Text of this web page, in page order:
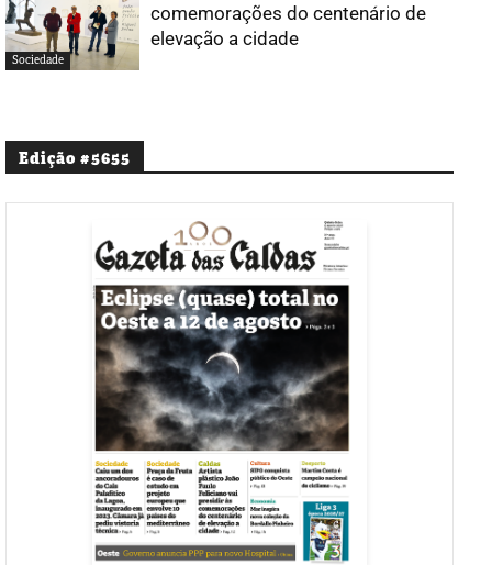
Sociedade
comemorações do centenário de
elevação a cidade
Edição #5655